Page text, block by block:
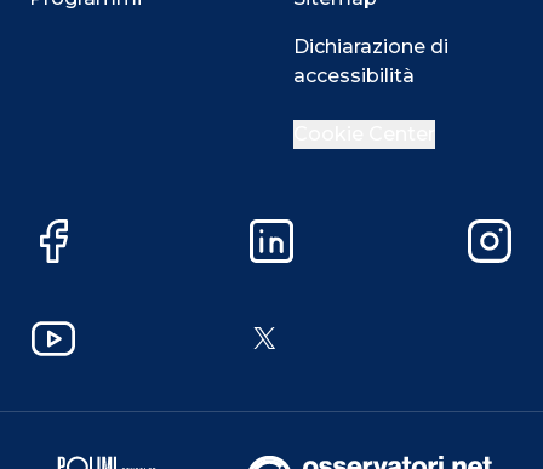
Dichiarazione di
accessibilità
Facebook LinkedIn
YouTube X